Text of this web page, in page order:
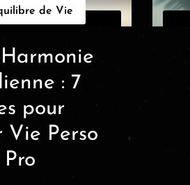
de Vie
: 7
pour
Vie Perso